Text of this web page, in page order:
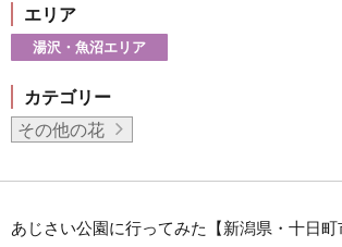
エリア
湯沢・魚沼エリア
カテゴリー
その他の花
あじさい公園に行ってみた【新潟県・十日町